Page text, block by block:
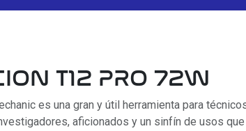
T12 PRO 72W
es una gran y útil herramienta para
aficionados y un sinfín de usos que